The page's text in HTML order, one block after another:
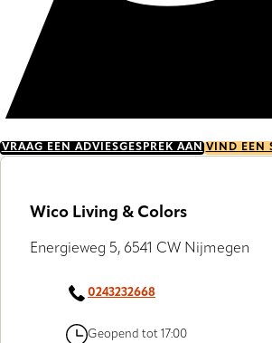
VRAAG EEN ADVIESGESPREK AAN VIND EEN
Wico Living & Colors
Energieweg 5, 6541 CW Nijmegen
0243232668
Geopend tot 17:00